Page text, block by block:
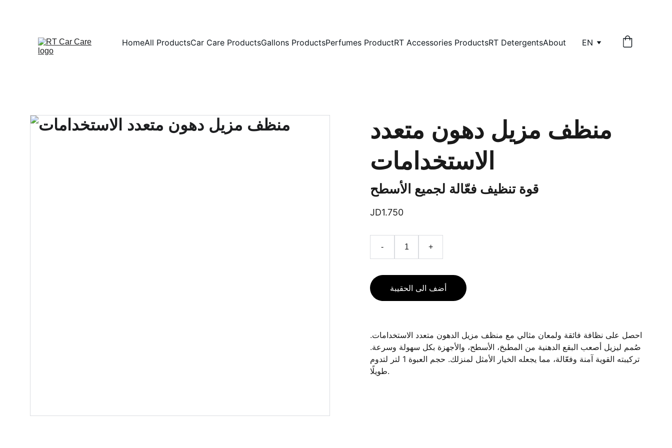
HomeAll ProductsCar Care ProductsGallons ProductsPerfumes ProductRT Accessories ProductsRT DetergentsAbout EN
منظف مزيل دهون متعدد
الاستخدامات
قوة تنظيف فعّالة لجميع الأسطح
JD1.750
- +
أضف الى الحقيبة
احصل على نظافة فائقة ولمعان مثالي مع منظف مزيل الدهون متعدد الاستخدامات.
صُمم ليزيل أصعب البقع الدهنية من المطبخ، الأسطح، والأجهزة بكل سهولة وسرعة.
تركيبته القوية آمنة وفعّالة، مما يجعله الخيار الأمثل لمنزلك. حجم العبوة 1 لتر لتدوم
طويلًا.